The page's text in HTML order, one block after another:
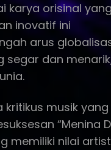
karya orisinal yang
inovatif ini
arus
segar dan
musik yang
“Menina
memiliki nilai